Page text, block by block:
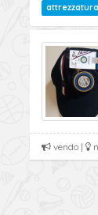
vendo |